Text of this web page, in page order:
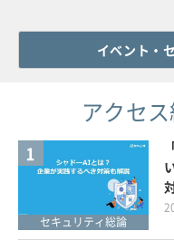
イベント・
アクセ
1
セキュリティ総論